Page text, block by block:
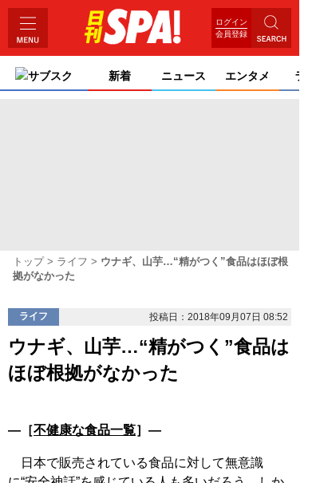
ログイン
会員登録
サブスク 新着 ニュース エンタメ ライ
トップ ライフ
ウナギ、山芋…“精がつく”食品はほぼ根
拠がなかった
ライフ 投稿日：2018年09月07日 08:52
ウナギ、山芋…“精がつく”食品は
ほぼ根拠がなかった
―［不健康な食品一覧］―
日本で販売されている食品に対して無意識